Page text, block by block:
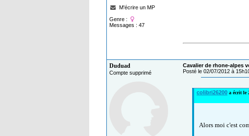
M'écrire un MP
Genre :
Messages : 47
Duduad
Compte supprimé
Cavalier de rhone-alpes
Posté le 02/07/2012 à
colibri26200 a écrit le
Alors moi c'est